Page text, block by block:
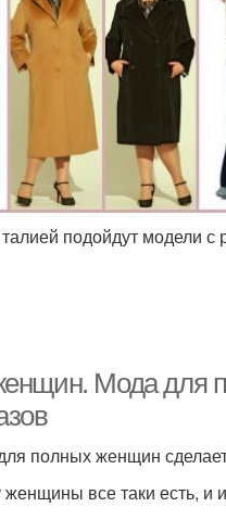
подойдут модели
Мода для
полных женщин
все таки есть, и